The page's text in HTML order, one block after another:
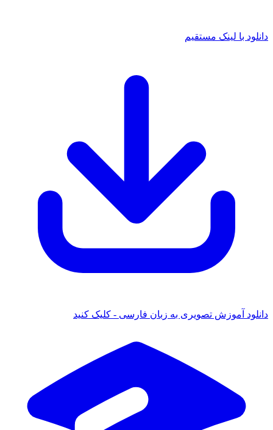
با لینک مستقیم
آموزش تصویری به زبان فارسی - کلیک کنید